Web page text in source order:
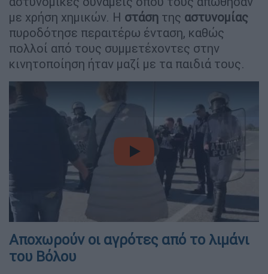
με χρήση χημικών. Η στάση της αστυνομίας
πυροδότησε περαιτέρω ένταση, καθώς
πολλοί από τους συμμετέχοντες στην
κινητοποίηση ήταν μαζί με τα παιδιά τους.
video
Αποχωρούν οι αγρότες από το λιμάνι
του Βόλου